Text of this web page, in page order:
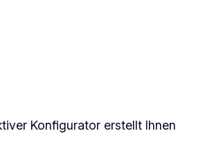
Konfigurator erstellt Ihnen